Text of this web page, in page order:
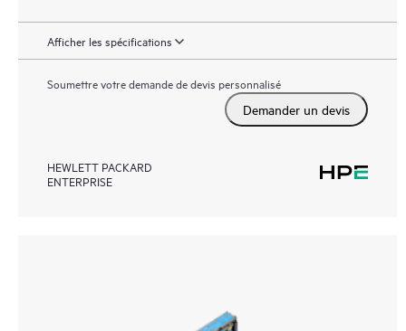
Afficher les spécifications
Soumettre votre demande de devis personnalisé
Demander un devis
HEWLETT PACKARD
ENTERPRISE